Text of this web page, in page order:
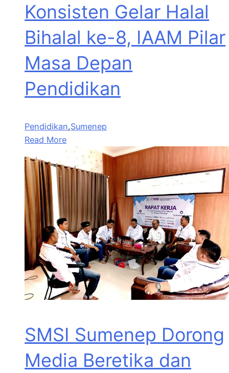
Konsisten Gelar Halal
Bihalal ke-8, IAAM Pilar
Masa Depan
Pendidikan
Pendidikan,Sumenep
Read More
SMSI Sumenep Dorong
Media Beretika dan